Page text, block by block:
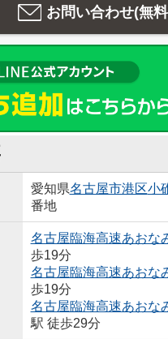
お問い合わせ(無
愛知県名古屋市港区小
番地
名古屋臨海高速あおな
歩19分
名古屋臨海高速あおな
歩19分
名古屋臨海高速あおな
駅 徒歩29分